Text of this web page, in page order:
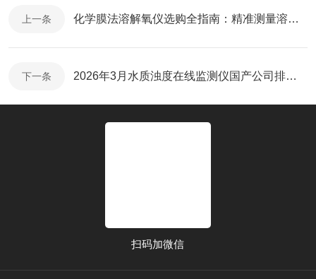
上一条 化学膜法溶解氧仪选购全指南：精准测量溶氧，驱动过程优化
下一条 2026年3月水质浊度在线监测仪国产公司排行榜​
扫码加微信